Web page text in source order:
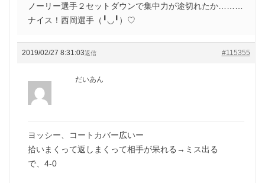
ノーリー選手２セットダウンで集中力が途切れたか………
ナイス！西岡選手（╹◡╹）♡
2019/02/27 8:31:03 #115355
返信
だいあん
ヨッシー、コートカバー広いー
拾いまくって返しまくって相手が呆れる→ミス出る
で、4-0